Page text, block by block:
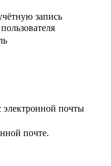
запись
электронной почты
почте.